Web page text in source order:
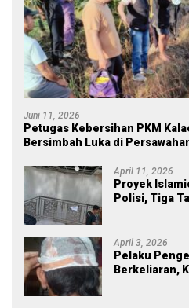
Juni 11, 2026
Petugas Kebersihan PKM
Bersimbah Luka di
April 11, 2026
Proyek
Polisi, Tiga
April 3, 2026
Pelaku
Berkeliaran,